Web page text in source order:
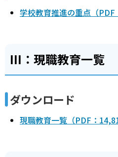
学校教育推進の重点（PDF
III：現職教育一覧
ダウンロード
現職教育一覧（PDF：